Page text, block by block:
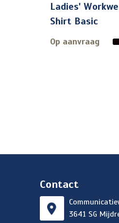
Ladies'
Shirt Basic
Op aanvraag
Contact
3641 SG